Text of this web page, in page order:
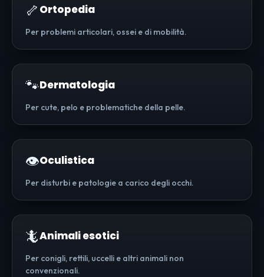
🦴 Ortopedia
Per problemi articolari, ossei e di mobilità.
🐾Dermatologia
Per cute, pelo e problematiche della pelle.
👁️Oculistica
Per disturbi e patologie a carico degli occhi.
🦎Animali esotici
Per conigli, rettili, uccelli e altri animali non
convenzionali.